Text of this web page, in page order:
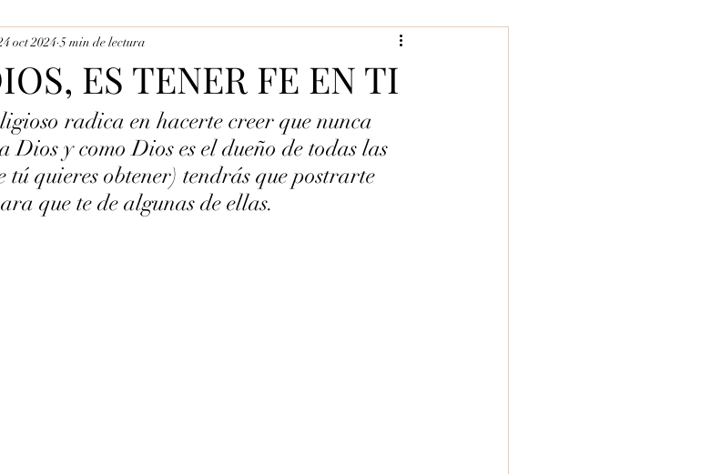
ES TENER FE EN TI
oct 2024 5 min de lectura
radica en hacerte creer que nunca
Dios y como Dios es el dueño de todas las
tú quieres obtener) tendrás que postrarte
que te de algunas de ellas.